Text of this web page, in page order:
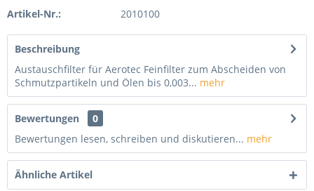
Artikel-Nr.: 2010100
Beschreibung
Austauschfilter für Aerotec Feinfilter zum Abscheiden von
Schmutzpartikeln und Ölen bis 0,003... mehr
Bewertungen
0
Bewertungen lesen, schreiben und diskutieren... mehr
Ähnliche Artikel